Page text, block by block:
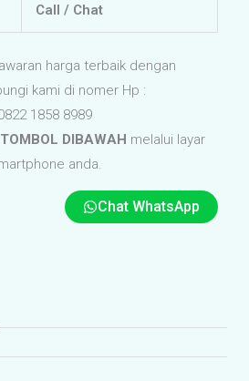
Call / Chat
harga terbaik dengan
kami di nomer Hp :
1858 8989
DIBAWAH melalui layar
anda.
Chat WhatsApp